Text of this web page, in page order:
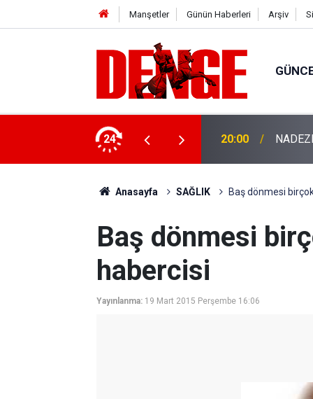
Manşetler Günün Haberleri Arşiv
24 20:00
Anasayfa SAĞLIK Baş dönmesi
Baş dönmesi
habercisi
Yayınlanma: 19 Mart 2015 Perşembe 16:06